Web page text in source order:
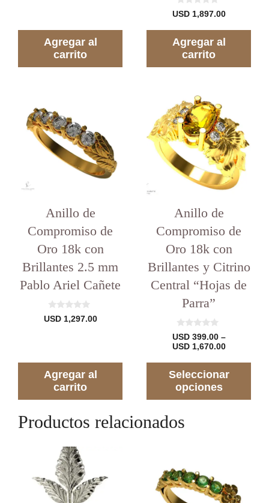
Agregar al
carrito
0
d
USD1,897.00
Agregar al
carrito
Anillo de
Compromiso de
Oro 18k con
Brillantes 2.5 mm
Pablo Ariel Cañete
0
d
USD1,297.00
Agregar al
carrito
Anillo de
Compromiso de
Oro 18k con
Brillantes y Citrino
Central “Hojas de
Parra”
0
d
e
USD399.00 –
USD1,670.00Rango
precios:
desde
Seleccionar
opciones
producto
tiene
varias
variantes.
Las
opciones
pueden
página
producto
Productos relacionados
tiene
varias
variantes.